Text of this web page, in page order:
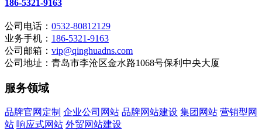
186-5321-9163
公司电话： 0532-80812129
业务手机： 186-5321-9163
公司邮箱： vip@qinghuadns.com
公司地址：青岛市李沧区金水路1068号保利中央大厦
服务领域
品牌官网定制 企业公司网站 品牌网站建设 集团网站 营销型网
站 响应式网站 外贸网站建设